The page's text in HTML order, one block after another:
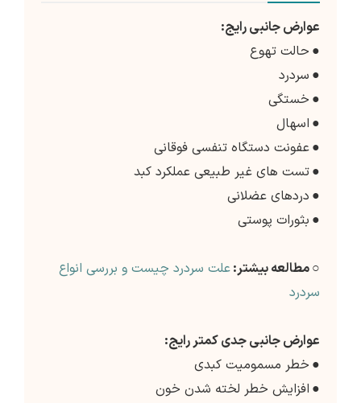
عوارض جانبی رایج:
● حالت تهوع
● سردرد
● خستگی
● اسهال
●عفونت دستگاه تنفسی فوقانی
●تست های غیر طبیعی عملکرد کبد
● دردهای عضلانی
● بثورات پوستی
○ مطالعه بیشتر:علت سردرد چیست و بررسی انواع
سردرد
عوارض جانبی جدی کمتر رایج:
● خطر مسمومیت کبدی
● افزایش خطر لخته شدن خون